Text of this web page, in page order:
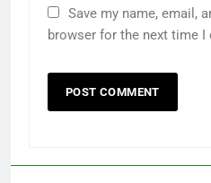
Save my name, email,
browser for the next time I